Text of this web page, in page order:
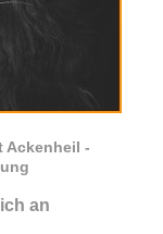
Ackenheil -
an